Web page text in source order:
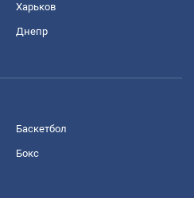
Харьков
Днепр
Баскетбол
Бокс